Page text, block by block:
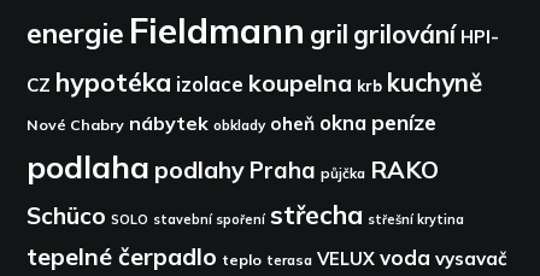
energie Fieldmann gril grilování HPI-
CZ hypotéka izolace koupelna krb kuchyně
Nové Chabry nábytek obklady oheň okna peníze
podlaha podlahy Praha půjčka RAKO
Schüco SOLO stavební spoření střecha střešní krytina
tepelné čerpadlo teplo terasa VELUX voda vysavač